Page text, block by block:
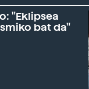
"Eklipsea
bat da"